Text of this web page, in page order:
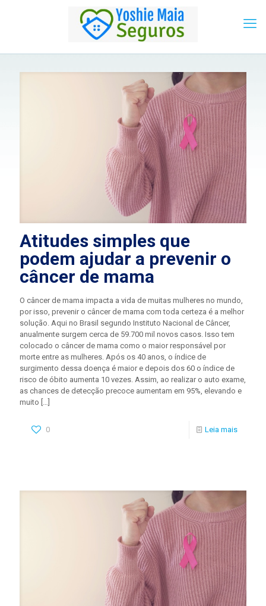
Atitudes simples que
podem ajudar a prevenir o
câncer de mama
O câncer de mama impacta a vida de muitas mulheres no mundo,
por isso, prevenir o câncer de mama com toda certeza é a melhor
solução. Aqui no Brasil segundo Instituto Nacional de Câncer,
anualmente surgem cerca de 59.700 mil novos casos. Isso tem
colocado o câncer de mama como o maior responsável por
morte entre as mulheres. Após os 40 anos, o índice de
surgimento dessa doença é maior e depois dos 60 o índice de
risco de óbito aumenta 10 vezes. Assim, ao realizar o auto exame,
as chances de detecção precoce aumentam em 95%, elevando e
muito […]
0 Leia mais